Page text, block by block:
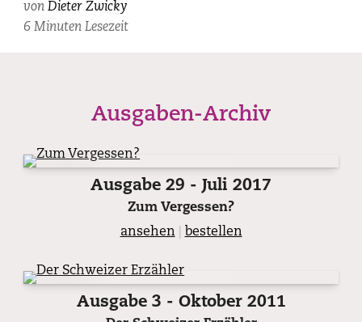
von
Corinne
vonDieter Zwicky
6 Minuten Lesezeit
Ausgaben-Archiv
Ausgabe 29 - Juli 2017
Zum Vergessen?
ansehen
bestellen
Ausgabe 3 - Oktober 2011